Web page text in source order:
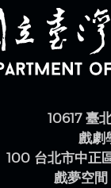
10617 臺
戲劇
100 台北市中正
戲夢空